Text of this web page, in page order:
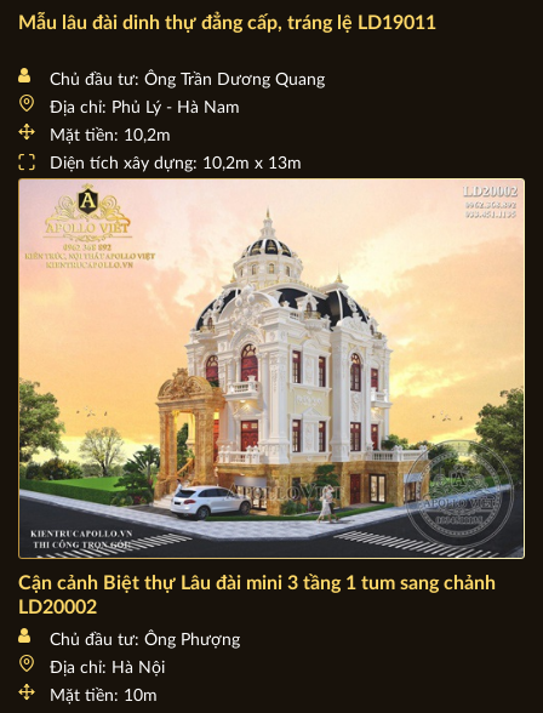
Mẫu lâu đài dinh thự đẳng cấp, tráng lệ LD19011
Chủ đầu tư: Ông Trần Dương Quang
Địa chỉ: Phủ Lý - Hà Nam
Mặt tiền: 10,2m
Diện tích xây dựng: 10,2m x 13m
Cận cảnh Biệt thự Lâu đài mini 3 tầng 1 tum sang chảnh
LD20002
Chủ đầu tư: Ông Phượng
Địa chỉ: Hà Nội
Mặt tiền: 10m